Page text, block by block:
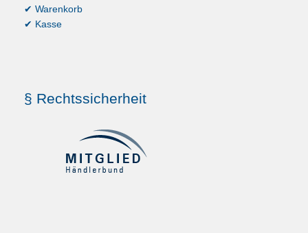
✔ Warenkorb
✔ Kasse
§ Rechtssicherheit